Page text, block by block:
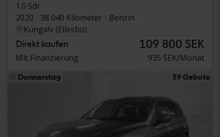
1.0 5dr
2020
38 040 Kilometer
Benzin
Kungälv (Ellesbo)
Direkt kaufen 109 800 SEK
Mit Finanzierung 935 SEK/Monat
Donnerstag 39 Gebote